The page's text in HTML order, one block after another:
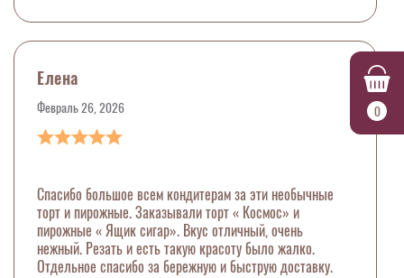
0
Елена
Февраль 26, 2026
Спасибо большое всем кондитерам за эти необычные
торт и пирожные. Заказывали торт « Космос» и
пирожные « Ящик сигар». Вкус отличный, очень
нежный. Резать и есть такую красоту было жалко.
Отдельное спасибо за бережную и быструю доставку.